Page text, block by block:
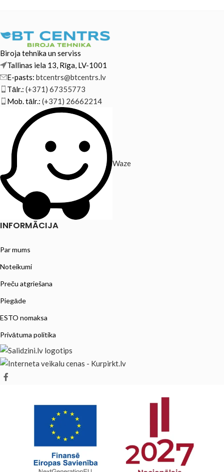
Biroja tehnika un serviss
Tallinas iela 13, Rīga, LV-1001
E-pasts: btcentrs@btcentrs.lv
Tālr.: (+371) 67355773
Mob. tālr.: (+371) 26662214
Waze
INFORMĀCIJA
Par mums
Noteikumi
Preču atgriešana
Piegāde
ESTO nomaksa
Privātuma politika